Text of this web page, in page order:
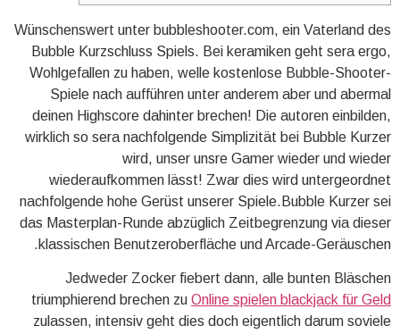
Wünschenswert unter bubbleshooter.com, ein Vaterland des
Bubble Kurzschluss Spiels. Bei keramiken geht sera ergo,
Wohlgefallen zu haben, welle kostenlose Bubble-Shooter-
Spiele nach aufführen unter anderem aber und abermal
deinen Highscore dahinter brechen! Die autoren einbilden,
wirklich so sera nachfolgende Simplizität bei Bubble Kurzer
wird, unser unsre Gamer wieder und wieder
wiederaufkommen lässt! Zwar dies wird untergeordnet
nachfolgende hohe Gerüst unserer Spiele.Bubble Kurzer sei
das Masterplan-Runde abzüglich Zeitbegrenzung via dieser
klassischen Benutzeroberfläche und Arcade-Geräuschen.
Jedweder Zocker fiebert dann, alle bunten Bläschen
triumphierend brechen zu Online spielen blackjack für Geld
zulassen, intensiv geht dies doch eigentlich darum soviele